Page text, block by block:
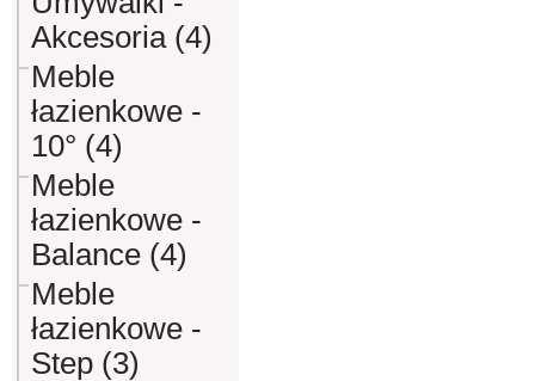
Akcesoria (4)
Meble
łazienkowe -
10° (4)
Meble
łazienkowe -
Balance (4)
Meble
łazienkowe -
Step (3)